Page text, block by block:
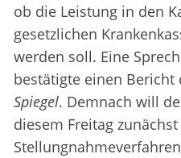
ob die Leistung in den
gesetzlichen
werden soll. Eine
bestätigte einen Bericht
Spiegel. Demnach will
diesem Freitag